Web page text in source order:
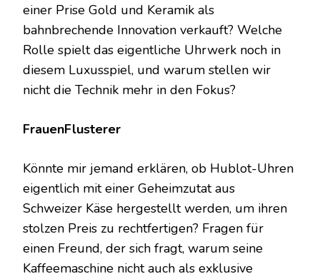
einer Prise Gold und Keramik als
bahnbrechende Innovation verkauft? Welche
Rolle spielt das eigentliche Uhrwerk noch in
diesem Luxusspiel, und warum stellen wir
nicht die Technik mehr in den Fokus?
FrauenFlusterer
Könnte mir jemand erklären, ob Hublot-Uhren
eigentlich mit einer Geheimzutat aus
Schweizer Käse hergestellt werden, um ihren
stolzen Preis zu rechtfertigen? Fragen für
einen Freund, der sich fragt, warum seine
Kaffeemaschine nicht auch als exklusive